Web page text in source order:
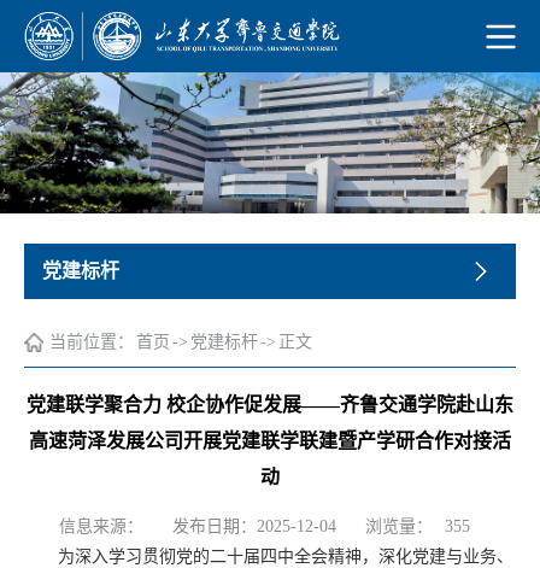
党建标杆
当前位置： 首页 -> 党建标杆-> 正文
党建联学聚合力 校企协作促发展——齐鲁交通学院赴山东
高速菏泽发展公司开展党建联学联建暨产学研合作对接活
动
信息来源： 发布日期：2025-12-04 浏览量：
355
为深入学习贯彻党的二十届四中全会精神，深化党建与业务、